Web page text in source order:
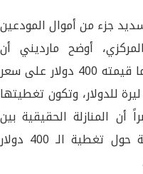
جزء من أموال المودعين
أوضح مارديني أن
التعميم يتضمن جزأين، الأول، دفع ما قيمته 400 دولار على سعر
أي نحو 12 ألف ليرة للدولار، وتكون تغطيتها
أن المنازلة الحقيقية بين
المصرف المركزي والمصارف التجارية حول تغطية الـ 400 دولار